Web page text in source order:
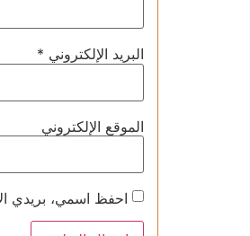
البريد الإلكتروني *
الموقع الإلكتروني
احفظ اسمي، بريدي